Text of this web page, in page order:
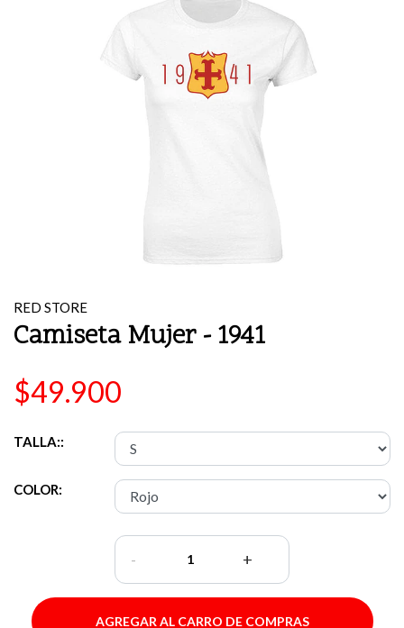
RED STORE
Camiseta Mujer - 1941
$49.900
TALLA::
COLOR:
- +